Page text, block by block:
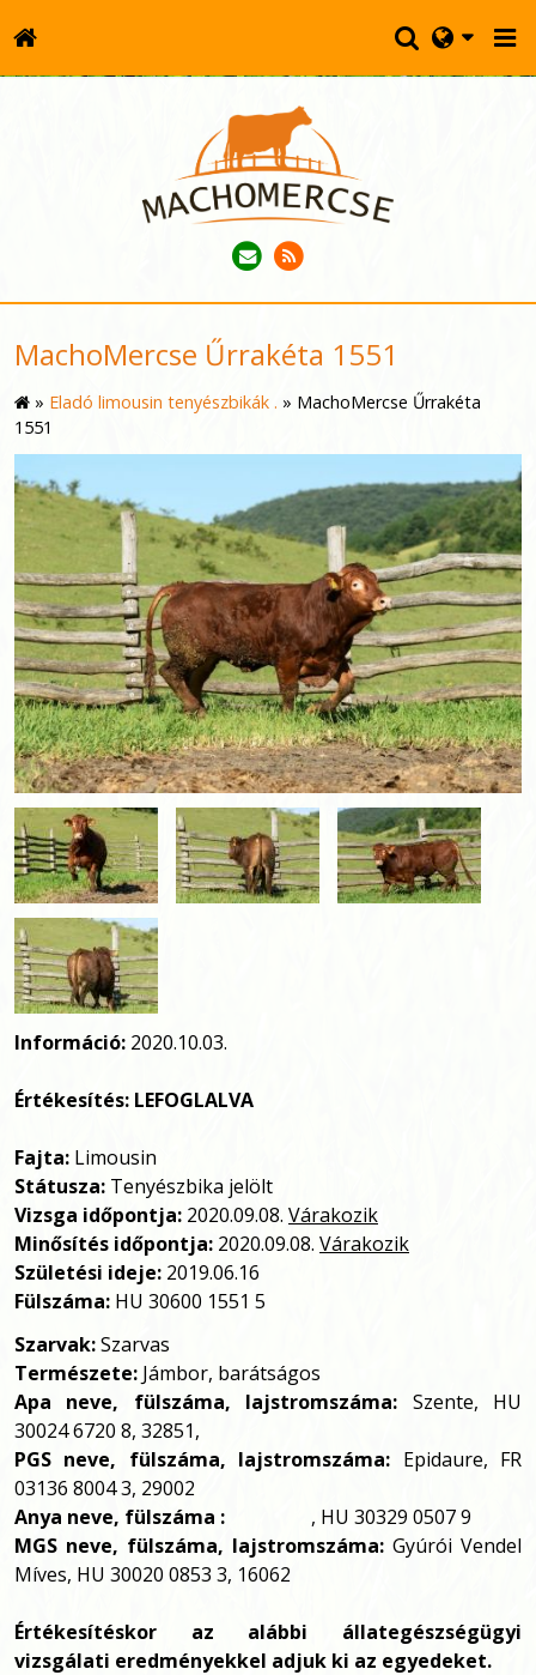
MachoMercse Űrrakéta 1551
» Eladó limousin tenyészbikák . » MachoMercse Űrrakéta
1551
Információ: 2020.10.03.
Értékesítés: LEFOGLALVA
Fajta: Limousin
Státusza: Tenyészbika jelölt
Vizsga időpontja: 2020.09.08. Várakozik
Minősítés időpontja: 2020.09.08. Várakozik
Születési ideje: 2019.06.16
Fülszáma: HU 30600 1551 5
Szarvak:Szarvas
Természete: Jámbor, barátságos
Apa neve, fülszáma, lajstromszáma: Szente, HU
30024 6720 8, 32851,
PGS neve, fülszáma, lajstromszáma: Epidaure, FR
03136 8004 3, 29002
Anya neve, fülszáma : , HU 30329 0507 9
MGS neve, fülszáma, lajstromszáma: Gyúrói Vendel
Míves, HU 30020 0853 3, 16062
Értékesítéskor az alábbi állategészségügyi
vizsgálati eredményekkel adjuk ki az egyedeket.